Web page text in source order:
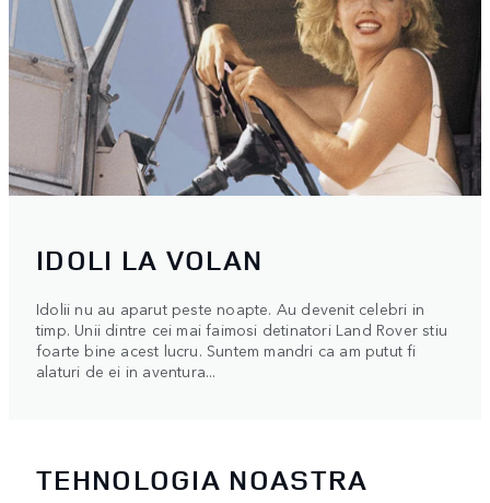
IDOLI LA VOLAN
Idolii nu au aparut peste noapte. Au devenit celebri in
timp. Unii dintre cei mai faimosi detinatori Land Rover stiu
foarte bine acest lucru. Suntem mandri ca am putut fi
alaturi de ei in aventura...
TEHNOLOGIA NOASTRA